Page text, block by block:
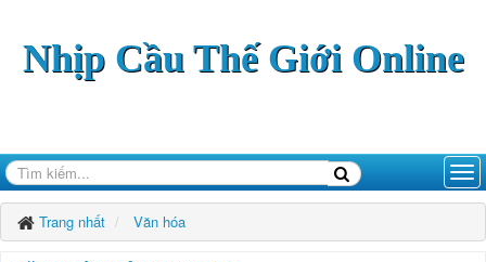
Nhịp Cầu Thế Giới Online
Trang nhất Văn hóa